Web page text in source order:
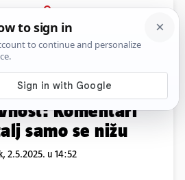
PRIJAVA
Show Komentari
Charlotte
Komentari
samo se nižu
2.5.2025. u 14:52